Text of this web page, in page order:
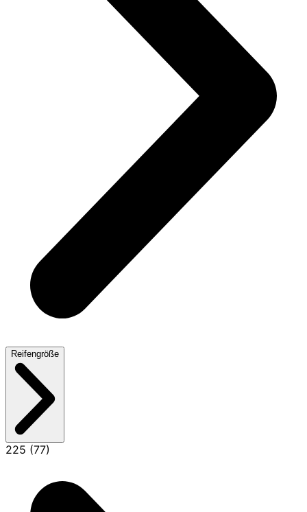
Reifengröße
225 (77)